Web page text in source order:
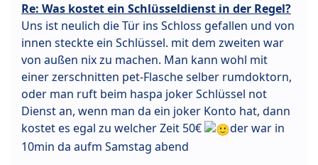
Re: Was kostet ein Schlüsseldienst in der Regel?
Uns ist neulich die Tür ins Schloss gefallen und von
innen steckte ein Schlüssel. mit dem zweiten war
von außen nix zu machen. Man kann wohl mit
einer zerschnitten pet-Flasche selber rumdoktorn,
oder man ruft beim haspa joker Schlüssel not
Dienst an, wenn man da ein joker Konto hat, dann
kostet es egal zu welcher Zeit 50€
der war in
10min da aufm Samstag abend